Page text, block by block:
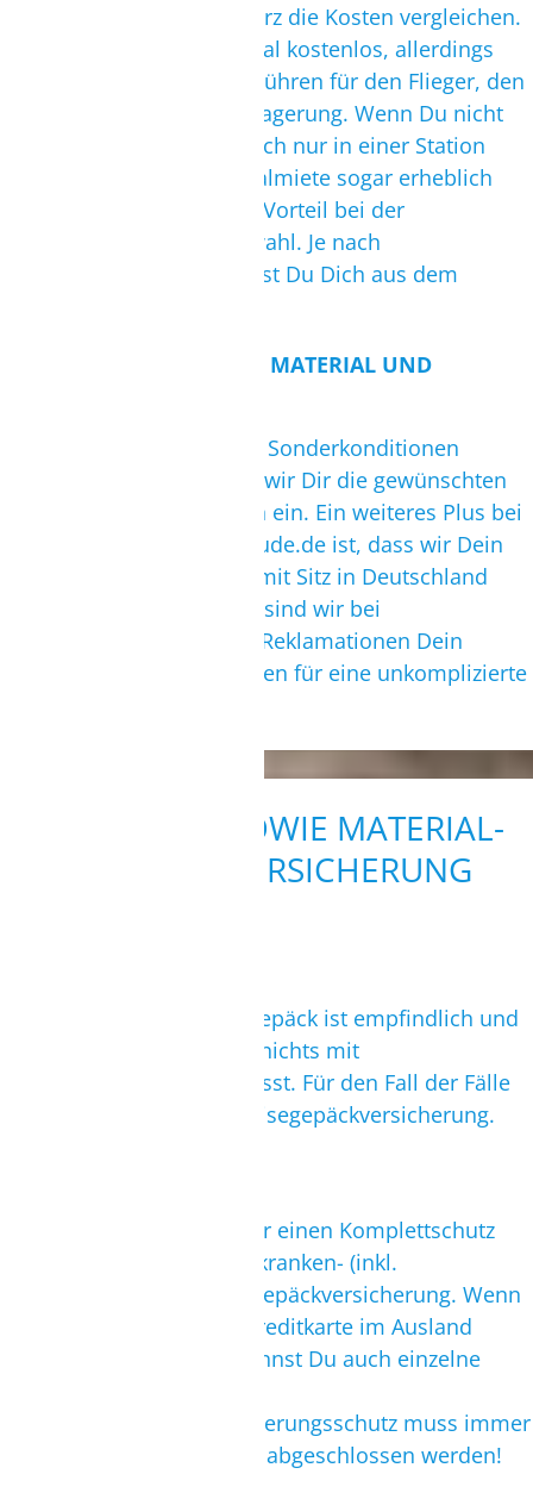
entscheidet, sollte man kurz die Kosten vergleichen.
Zwar ist das eigene Material kostenlos, allerdings
bezahlt man Transportgebühren für den Flieger, den
Landtransfer und für die Lagerung. Wenn Du nicht
auf Safari gehst und Du Dich nur in einer Station
aufhätlst, kann die Materialmiete sogar erheblich
günstiger sein. Ein großer Vorteil bei der
Materialmiete ist die Auswahl. Je nach
Windverhältnissen bedienst Du Dich aus dem
BUCHUNG VON KURSEN, MATERIAL UND
Da wir mit vielen Partnern Sonderkonditionen
vereinbart haben, buchen wir Dir die gewünschten
Leistungen zu TOP Preisen ein. Ein weiteres Plus bei
einer Buchung über surfbude.de ist, dass wir Dein
direkter Ansprechpartner mit Sitz in Deutschland
sind. Auch nach der Reise sind wir bei
Unregelmäßigkeiten oder Reklamationen Dein
Ansprechpartner und sorgen für eine unkomplizierte
TRANSPORT SOWIE MATERIAL-
UND REISEVERSICHERUNG
Kite- und Wing/Windsurfgepäck ist empfindlich und
bei einem Transport wird nichts mit
Samthandschuhen angefasst. Für den Fall der Fälle
empfehlen wir Dir eine Reisegepäckversicherung.
Generell empfehlen wir Dir einen Komplettschutz
aus Reiserücktritts-, Reisekranken- (inkl.
Rücktransport) und Reisegepäckversicherung. Wenn
Du aber z.B. über Deine Kreditkarte im Ausland
Krankenversichert bist, kannst Du auch einzelne
Der Reiseversicherungsschutz muss immer
am Tag der Reisebuchung abgeschlossen werden!